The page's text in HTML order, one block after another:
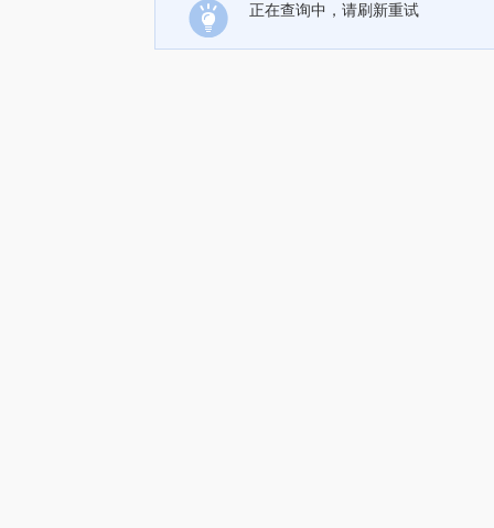
正在查询中，请刷新重试